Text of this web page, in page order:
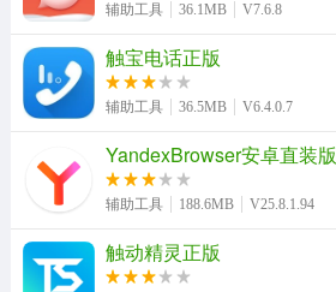
辅助工具 36.1MB V7.6.8
触宝电话正版
辅助工具 36.5MB V6.4.0.7
YandexBrowser安卓直装版
辅助工具 188.6MB V25.8.1.94
触动精灵正版